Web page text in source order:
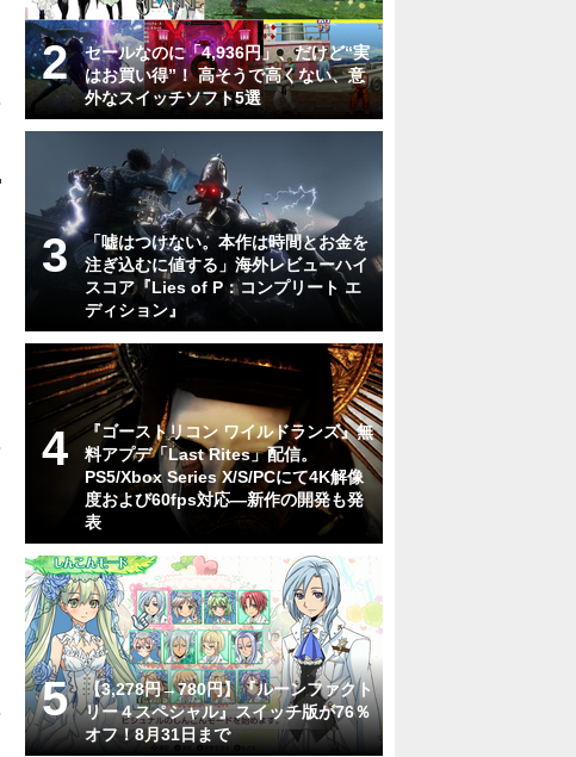
セールなのに「4,936円」、だけど“実
はお買い得”！ 高そうで高くない、意
外なスイッチソフト5選
「嘘はつけない。本作は時間とお金を
注ぎ込むに値する」海外レビューハイ
スコア『Lies of P：コンプリート エ
ディション』
『ゴーストリコン ワイルドランズ』無
料アプデ「Last Rites」配信。
PS5/Xbox Series X/S/PCにて4K解像
度および60fps対応―新作の開発も発
表
【3,278円→780円】『ルーンファクト
リー４スペシャル』スイッチ版が76％
オフ！8月31日まで